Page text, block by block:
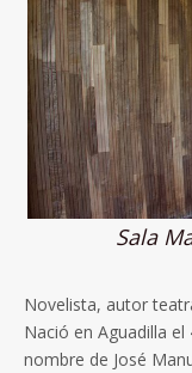
Sala
Novelista, autor
Nació en Aguadilla
nombre de José